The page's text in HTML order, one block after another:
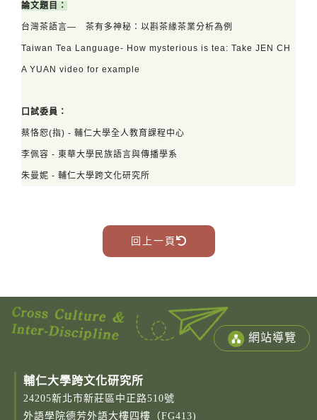
論文題目：
台灣茶語言— 茶有多神秘：以斟茶緣茶業分析為例
Taiwan Tea Language- How mysterious is tea: Take JEN CH
A YUAN video for example
口試委員：
蔡恪恕(指) - 輔仁大學全人教育課程中心
李佩容 - 東華大學民族語言與傳播學系
朱曼妮 - 輔仁大學跨文化研究所
回上一頁
網站導覽
輔仁大學跨文化研究所
24205新北市新莊區中正路510號
外語學院德芳外語大樓四樓（FG413)